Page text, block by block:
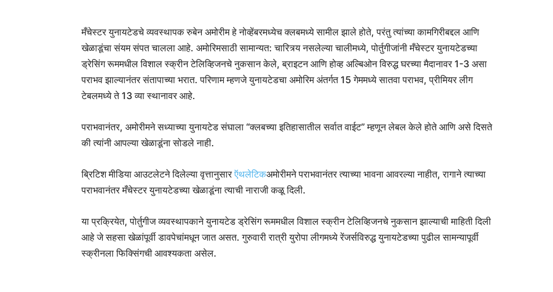
मँचेस्टर युनायटेडचे ​​व्यवस्थापक रुबेन अमोरीम हे नोव्हेंबरमध्येच क्लबमध्ये सामील झाले होते, परंतु त्यांच्या कामगिरीबद्दल आणि
खेळाडूंचा संयम संपत चालला आहे. अमोरिमसाठी सामान्यत: चारित्र्य नसलेल्या चालीमध्ये, पोर्तुगीजांनी मँचेस्टर युनायटेडच्या
ड्रेसिंग रूममधील विशाल स्क्रीन टेलिव्हिजनचे नुकसान केले, ब्राइटन आणि होव्ह अल्बिओन विरुद्ध घरच्या मैदानावर 1-3 असा
पराभव झाल्यानंतर संतापाच्या भरात. परिणाम म्हणजे युनायटेडचा अमोरिम अंतर्गत 15 गेममध्ये सातवा पराभव, प्रीमियर लीग
टेबलमध्ये ते 13 व्या स्थानावर आहे.
पराभवानंतर, अमोरीमने सध्याच्या युनायटेड संघाला “क्लबच्या इतिहासातील सर्वात वाईट” म्हणून लेबल केले होते आणि असे दिसते
की त्यांनी आपल्या खेळाडूंना सोडले नाही.
ब्रिटिश मीडिया आउटलेटने दिलेल्या वृत्तानुसार ऍथलेटिकअमोरीमने पराभवानंतर त्याच्या भावना आवरल्या नाहीत, रागाने त्याच्या
पराभवानंतर मँचेस्टर युनायटेडच्या खेळाडूंना त्याची नाराजी कळू दिली.
या प्रक्रियेत, पोर्तुगीज व्यवस्थापकाने युनायटेड ड्रेसिंग रूममधील विशाल स्क्रीन टेलिव्हिजनचे नुकसान झाल्याची माहिती दिली
आहे जे सहसा खेळांपूर्वी डावपेचांमधून जात असत. गुरुवारी रात्री युरोपा लीगमध्ये रेंजर्सविरुद्ध युनायटेडच्या पुढील सामन्यापूर्वी
स्क्रीनला फिक्सिंगची आवश्यकता असेल.